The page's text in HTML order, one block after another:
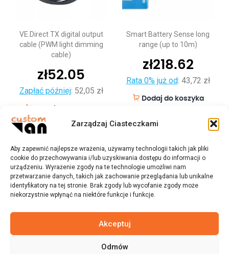
Zarządzaj Ciasteczkami
Aby zapewnić najlepsze wrażenia, używamy technologii takich jak pliki
cookie do przechowywania i/lub uzyskiwania dostępu do informacji o
urządzeniu. Wyrażenie zgody na te technologie umożliwi nam
przetwarzanie danych, takich jak zachowanie przeglądania lub unikalne
identyfikatory na tej stronie. Brak zgody lub wycofanie zgody może
niekorzystnie wpłynąć na niektóre funkcje i funkcje.
Akceptuj
Odmów
VE.Direct TX digital output
cable (PWM light dimming
cable)
zł52.05
Zapłać później: 52,05 zł
Smart Battery Sense long
range (up to 10m)
zł218.62
Rata 0% już od: 43,72 zł
Dodaj do koszyka